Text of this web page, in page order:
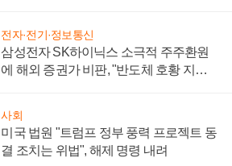
전자·전기·정보통신
삼성전자 SK하이닉스 소극적 주주환원
에 해외 증권가 비판, "반도체 호황 지속
사회
미국 법원 "트럼프 정부 풍력 프로젝트 동
결 조치는 위법", 해제 명령 내려